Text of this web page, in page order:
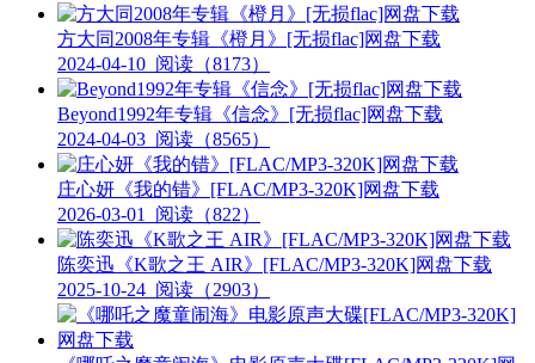
方大同2008年专辑《橙月》[无损flac]网盘下载
2024-04-10 阅读（8173）
Beyond1992年专辑《信念》[无损flac]网盘下载
2024-04-03 阅读（8565）
庄心妍《我的错》[FLAC/MP3-320K]网盘下载
2026-03-01
阅读（822）
陈奕迅《K歌之王 AIR》[FLAC/MP3-320K]网盘下载
2025-10-24 阅读（2903）